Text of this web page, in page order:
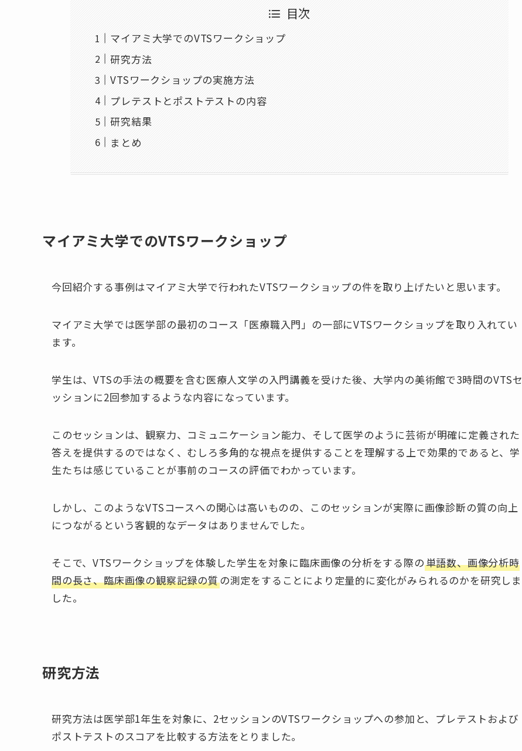
目次
マイアミ大学でのVTSワークショップ
研究方法
VTSワークショップの実施方法
プレテストとポストテストの内容
研究結果
まとめ
マイアミ大学でのVTSワークショップ
今回紹介する事例はマイアミ大学で行われたVTSワークショップの件を取り上げたいと思います。
マイアミ大学では医学部の最初のコース「医療職入門」の一部にVTSワークショップを取り入れてい
ます。
学生は、VTSの手法の概要を含む医療人文学の入門講義を受けた後、大学内の美術館で3時間のVTSセ
ッションに2回参加するような内容になっています。
このセッションは、観察力、コミュニケーション能力、そして医学のように芸術が明確に定義された
答えを提供するのではなく、むしろ多角的な視点を提供することを理解する上で効果的であると、学
生たちは感じていることが事前のコースの評価でわかっています。
しかし、このようなVTSコースへの関心は高いものの、このセッションが実際に画像診断の質の向上
につながるという客観的なデータはありませんでした。
そこで、VTSワークショップを体験した学生を対象に臨床画像の分析をする際の単語数、画像分析時
間の長さ、臨床画像の観察記録の質の測定をすることにより定量的に変化がみられるのかを研究しま
した。
研究方法
研究方法は医学部1年生を対象に、2セッションのVTSワークショップへの参加と、プレテストおよび
ポストテストのスコアを比較する方法をとりました。